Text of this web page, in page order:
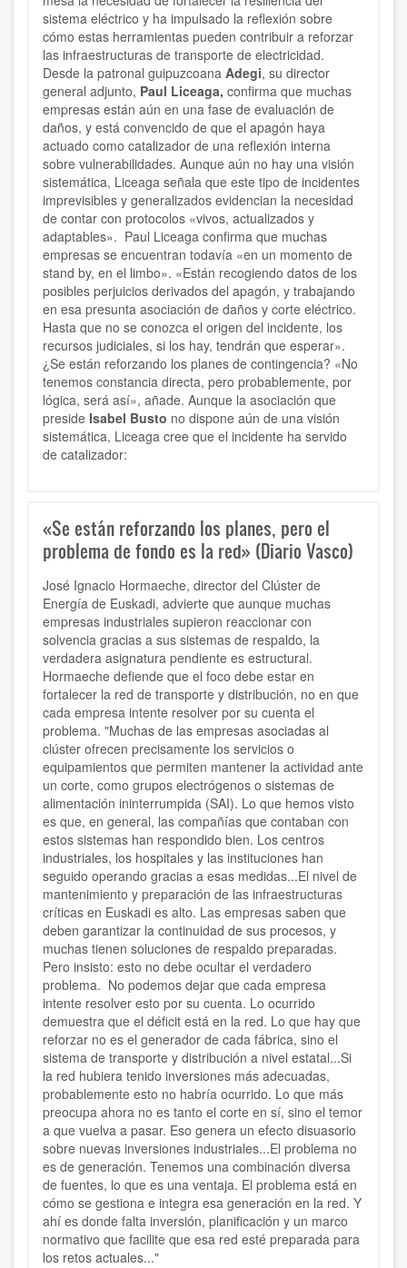
sistema eléctrico y ha impulsado la reflexión sobre
cómo estas herramientas pueden contribuir a reforzar
las infraestructuras de transporte de electricidad.
Desde la patronal guipuzcoana Adegi, su director
general adjunto, Paul Liceaga, confirma que muchas
empresas están aún en una fase de evaluación de
daños, y está convencido de que el apagón haya
actuado como catalizador de una reflexión interna
sobre vulnerabilidades. Aunque aún no hay una visión
sistemática, Liceaga señala que este tipo de incidentes
imprevisibles y generalizados evidencian la necesidad
de contar con protocolos «vivos, actualizados y
adaptables». Paul Liceaga confirma que muchas
empresas se encuentran todavía «en un momento de
stand by, en el limbo». «Están recogiendo datos de los
posibles perjuicios derivados del apagón, y trabajando
en esa presunta asociación de daños y corte eléctrico.
Hasta que no se conozca el origen del incidente, los
recursos judiciales, si los hay, tendrán que esperar».
¿Se están reforzando los planes de contingencia? «No
tenemos constancia directa, pero probablemente, por
lógica, será así», añade. Aunque la asociación que
preside Isabel Busto no dispone aún de una visión
sistemática, Liceaga cree que el incidente ha servido
de catalizador:
«Se están reforzando los planes, pero el
problema de fondo es la red» (Diario Vasco)
José Ignacio Hormaeche, director del Clúster de
Energía de Euskadi, advierte que aunque muchas
empresas industriales supieron reaccionar con
solvencia gracias a sus sistemas de respaldo, la
verdadera asignatura pendiente es estructural.
Hormaeche defiende que el foco debe estar en
fortalecer la red de transporte y distribución, no en que
cada empresa intente resolver por su cuenta el
problema. "Muchas de las empresas asociadas al
clúster ofrecen precisamente los servicios o
equipamientos que permiten mantener la actividad ante
un corte, como grupos electrógenos o sistemas de
alimentación ininterrumpida (SAI). Lo que hemos visto
es que, en general, las compañías que contaban con
estos sistemas han respondido bien. Los centros
industriales, los hospitales y las instituciones han
seguido operando gracias a esas medidas...El nivel de
mantenimiento y preparación de las infraestructuras
críticas en Euskadi es alto. Las empresas saben que
deben garantizar la continuidad de sus procesos, y
muchas tienen soluciones de respaldo preparadas.
Pero insisto: esto no debe ocultar el verdadero
problema. No podemos dejar que cada empresa
intente resolver esto por su cuenta. Lo ocurrido
demuestra que el déficit está en la red. Lo que hay que
reforzar no es el generador de cada fábrica, sino el
sistema de transporte y distribución a nivel estatal...Si
la red hubiera tenido inversiones más adecuadas,
probablemente esto no habría ocurrido. Lo que más
preocupa ahora no es tanto el corte en sí, sino el temor
a que vuelva a pasar. Eso genera un efecto disuasorio
sobre nuevas inversiones industriales...El problema no
es de generación. Tenemos una combinación diversa
de fuentes, lo que es una ventaja. El problema está en
cómo se gestiona e integra esa generación en la red. Y
ahí es donde falta inversión, planificación y un marco
normativo que facilite que esa red esté preparada para
los retos actuales..."